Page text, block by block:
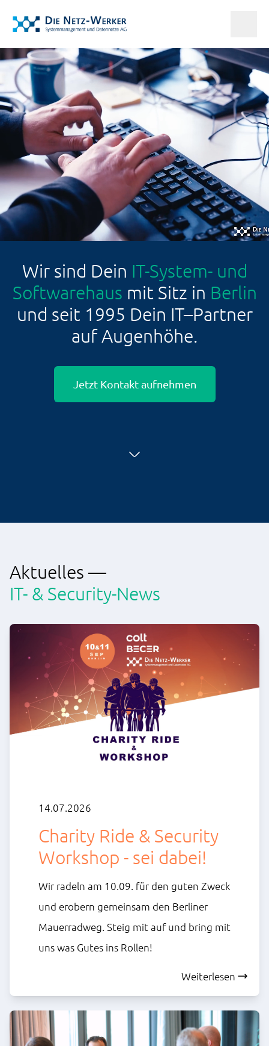
Wir sind Dein IT-System- und
Softwarehaus mit Sitz in Berlin
und seit 1995 Dein IT–Partner
auf Augenhöhe.
Jetzt Kontakt aufnehmen
Aktuelles —
IT- & Security-News
14.07.2026
Charity Ride & Security
Workshop - sei dabei!
Wir radeln am 10.09. für den guten Zweck
und erobern gemeinsam den Berliner
Mauerradweg. Steig mit auf und bring mit
uns was Gutes ins Rollen!
Weiterlesen